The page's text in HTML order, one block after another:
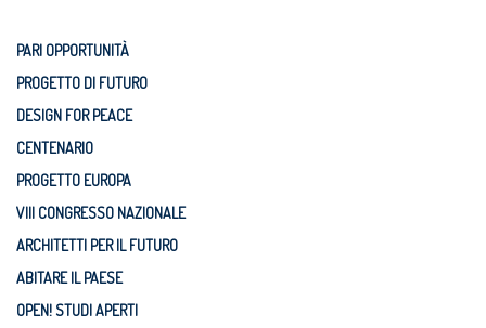
PARI OPPORTUNITÀ
PROGETTO DI FUTURO
DESIGN FOR PEACE
CENTENARIO
PROGETTO EUROPA
VIII CONGRESSO NAZIONALE
ARCHITETTI PER IL FUTURO
ABITARE IL PAESE
OPEN! STUDI APERTI